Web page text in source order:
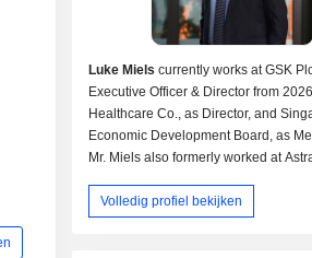
Luke Miels currently works at GSK
Executive Officer & Director from
Healthcare Co., as Director, and
Economic Development Board, as
Mr. Miels also formerly worked at
Strategy and Roche Pharmaceuticals,
Volledig profiel bekijken